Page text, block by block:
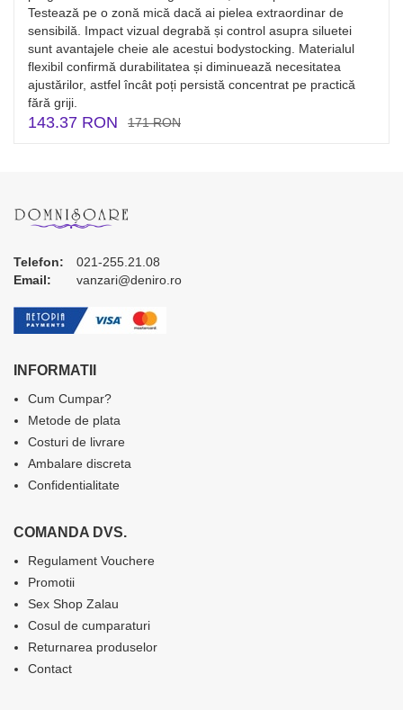
Testează pe o zonă mică dacă ai pielea extraordinar de
sensibilă. Impact vizual degrabă și control asupra siluetei
sunt avantajele cheie ale acestui bodystocking. Materialul
flexibil confirmă durabilitatea și diminuează necesitatea
ajustărilor, astfel încât poți persistă concentrat pe practică
fără griji.
143.37 RON 171 RON
Telefon:
021-255.21.08
Email:
vanzari@deniro.ro
INFORMATII
Cum Cumpar?
Metode de plata
Costuri de livrare
Ambalare discreta
Confidentialitate
COMANDA DVS.
Regulament Vouchere
Promotii
Sex Shop Zalau
Cosul de cumparaturi
Returnarea produselor
Contact